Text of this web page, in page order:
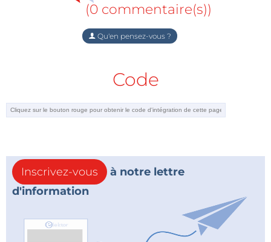
(0 commentaire(s))
Qu'en pensez-vous ?
Code
Inscrivez-vous
à notre lettre
d'information